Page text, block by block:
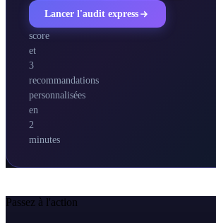
obtenez
votre
score
et
3
recommandations
personnalisées
en
2
minutes
Lancer l'audit express
Passez à l'action